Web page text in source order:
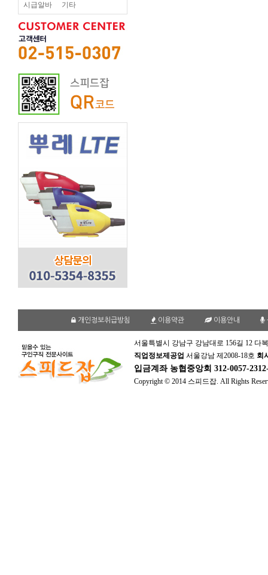
시급알바 기타
개인정보취급방침 이용약관 이용안내
서울특별시 강남구 강남대로 156길 12 다
직업정보제공업 서울강남 제2008-18호 회
입금계좌 농협중앙회 312-0057-
Copyright © 2014 스피드잡. All Rights